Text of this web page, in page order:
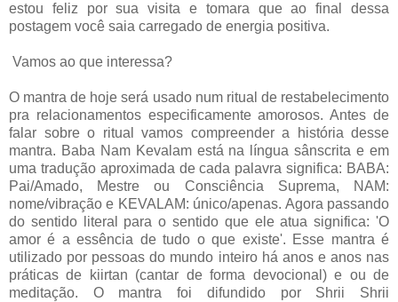
estou feliz por sua visita e tomara que ao final dessa
postagem você saia carregado de energia positiva.
Vamos ao que interessa?
O mantra de hoje será usado num ritual de restabelecimento
pra relacionamentos especificamente amorosos. Antes de
falar sobre o ritual vamos compreender a história desse
mantra. Baba Nam Kevalam está na língua sânscrita e em
uma tradução aproximada de cada palavra significa: BABA:
Pai/Amado, Mestre ou Consciência Suprema, NAM:
nome/vibração e KEVALAM: único/apenas. Agora passando
do sentido literal para o sentido que ele atua significa: 'O
amor é a essência de tudo o que existe'. Esse mantra é
utilizado por pessoas do mundo inteiro há anos e anos nas
práticas de kiirtan (cantar de forma devocional) e ou de
meditação. O mantra foi difundido por Shrii Shrii